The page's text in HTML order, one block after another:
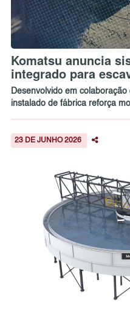
Komatsu anuncia
integrado para
Desenvolvido em
instalado de fábrica reforça
23 DE JUNHO 2026